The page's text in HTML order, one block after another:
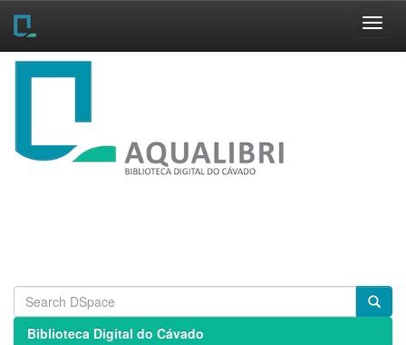
Skip
Biblioteca Digital do Cávado